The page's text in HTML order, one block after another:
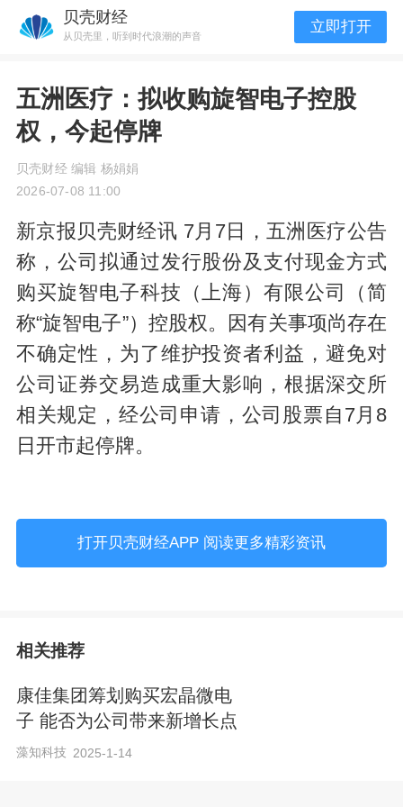
贝壳财经
从贝壳里，听到时代浪潮的声音
立即打开
五洲医疗：拟收购旋智电子控股
权，今起停牌
贝壳财经 编辑 杨娟娟
2026-07-08 11:00
新京报贝壳财经讯 7月7日，五洲医疗公告
称，公司拟通过发行股份及支付现金方式
购买旋智电子科技（上海）有限公司（简
称“旋智电子”）控股权。因有关事项尚存在
不确定性，为了维护投资者利益，避免对
公司证券交易造成重大影响，根据深交所
相关规定，经公司申请，公司股票自7月8
日开市起停牌。
打开贝壳财经APP 阅读更多精彩资讯
相关推荐
康佳集团筹划购买宏晶微电
子 能否为公司带来新增长点
藻知科技 2025-1-14